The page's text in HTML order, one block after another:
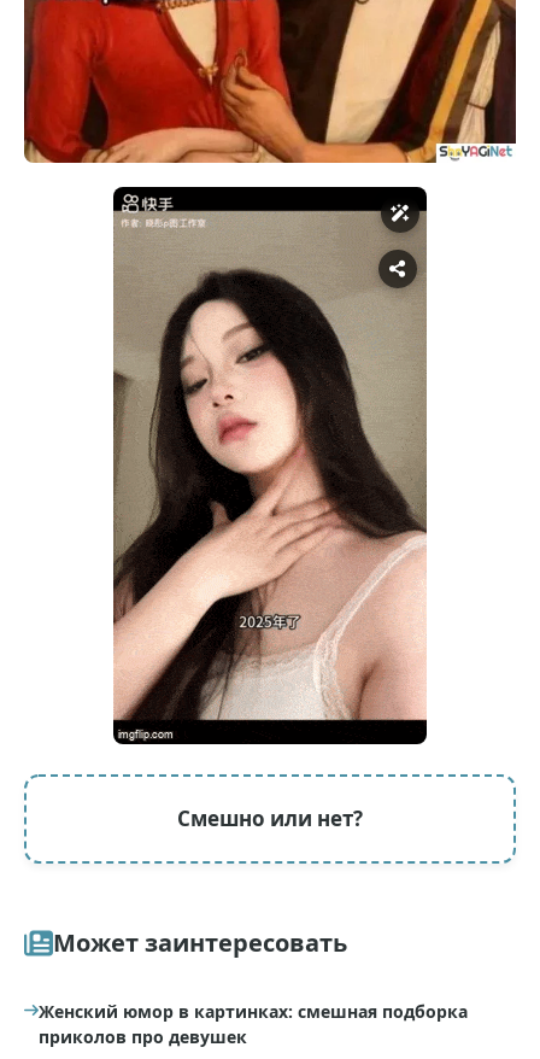
Смешно или нет?
Может заинтересовать
Женский юмор в картинках: смешная подборка
приколов про девушек